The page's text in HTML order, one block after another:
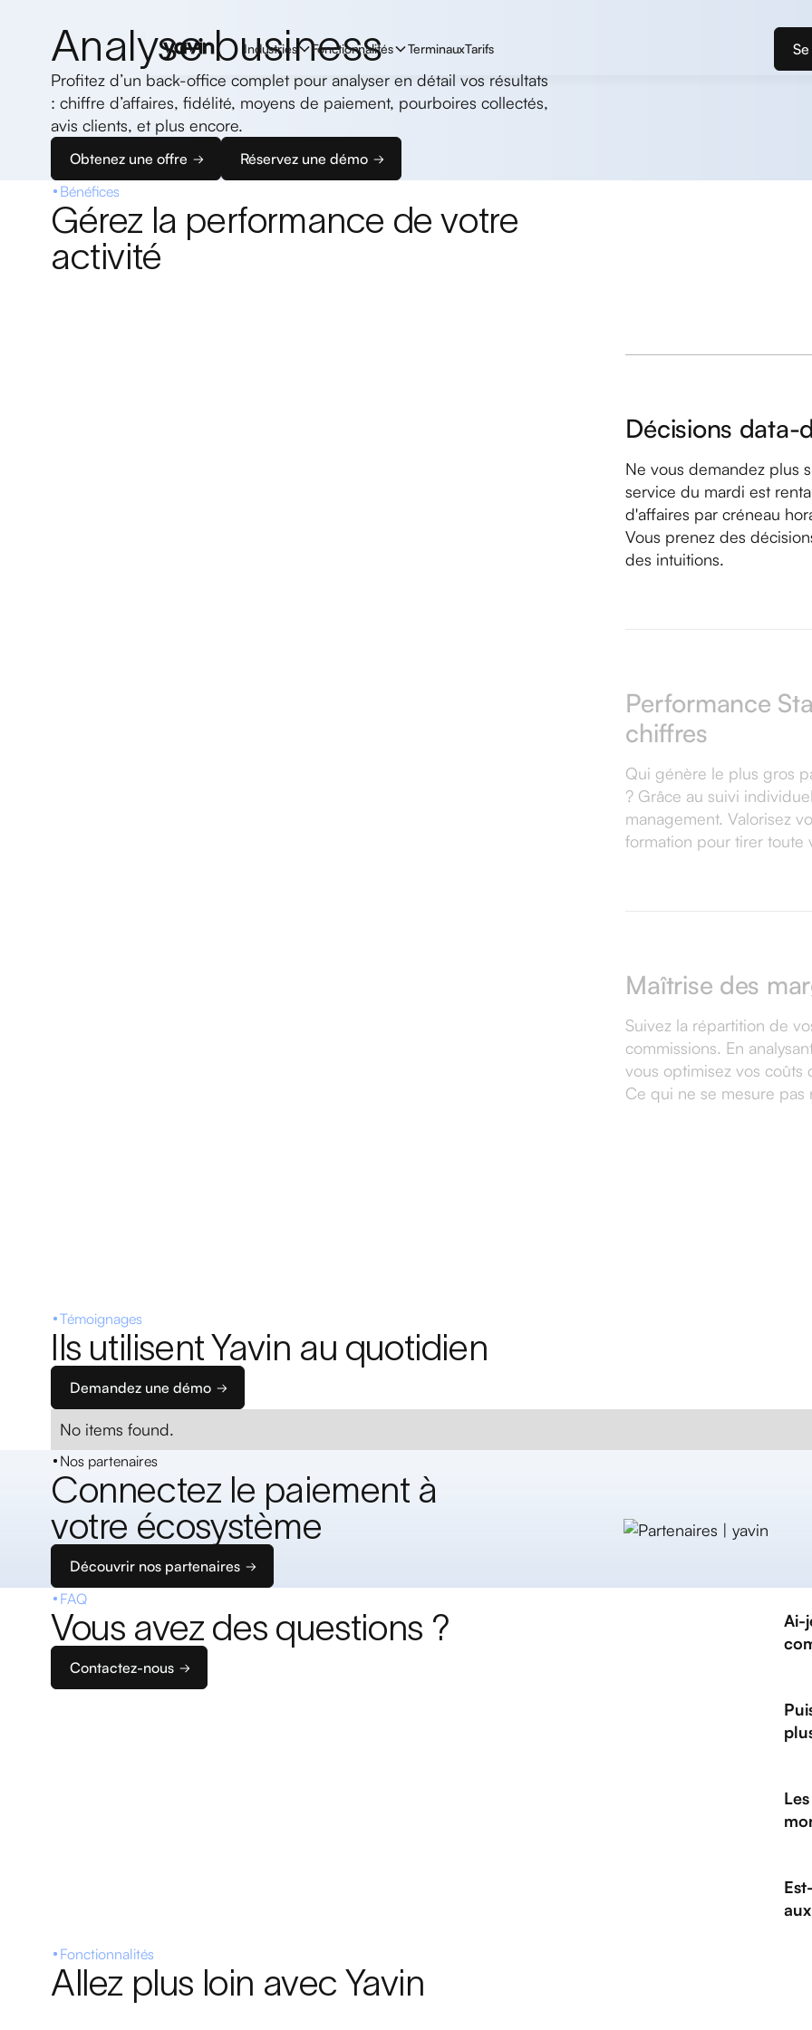
Industries Fonctionnalités TerminauxTarifs
Analyse business
Profitez d’un back-office complet pour analyser en détail vos résultats
: chiffre d’affaires, fidélité, moyens de paiement, pourboires collectés,
avis clients, et plus encore.
Obtenez une offre
Réservez une démo
Bénéfices
Gérez la performance de votre
activité
Décisions data-
Ne vous demandez plus
service du mardi est
d'affaires par créneau
Vous prenez des
des intuitions.
Performance
chiffres
Qui génère le plus gros
? Grâce au suivi
management. Valorisez
formation pour tirer toute
Maîtrise des
Suivez la répartition de
commissions. En
vous optimisez vos coûts
Ce qui ne se mesure pas
Témoignages
Ils utilisent Yavin au quotidien
Demandez une démo
No items found.
Nos partenaires
Connectez le paiement à
votre écosystème
Découvrir nos partenaires
FAQ
Vous avez des questions ?
Contactez-nous
Ai-
Fonctionnalités
Allez plus loin avec Yavin